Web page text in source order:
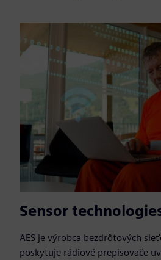
Sensor
AES je výrobca bezdrôtových
poskytuje rádiové prepisovače